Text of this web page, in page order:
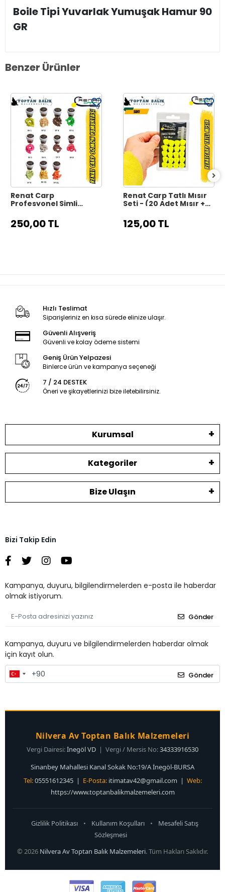
Boile Tipi Yuvarlak Yumuşak Hamur 90
GR
Benzer Ürünler
Renat Carp
Profesyonel Simli
Yüzen Alabalık Yemi
250,00 TL
Renat Carp Tatlı Mısır
Seti - (20 Adet Mısır +
125,00 TL
Hızlı Teslimat
Siparişleriniz en kısa sürede elinize ulaşır.
Güvenli Alışveriş
Güvenli ve kolay ödeme sistemi
Geniş Ürün Yelpazesi
Binlerce ürün ve kampanya seçeneği
7 / 24 DESTEK
Öneri ve şikayetlerinizi bize iletebilirsiniz.
Kurumsal
Kategoriler
Bize Ulaşın
Bizi Takip Edin
Kampanya, duyuru, bilgilendirmelerden e-posta ile haberdar
olmak istiyorum.
Gönder
Kampanya, duyuru ve bilgilendirmelerden haberdar olmak
için kayıt olun.
Gönder
Nilvera Av Toptan Balık Malzemeleri
Vergi Dairesi:İnegöl VD | Vergi / Mersis No:34333916530
Sinanbey Mahallesi Kanal Sokak No:19/A İnegöl-BURSA
Tel:05551612345 | E-Posta: itimatav42@gmail.com | Web:
https://www.toptanbalikmalzemeleri.com
Gizlilik Politikası • Kullanım Koşulları •
Mesafeli Satış
Sözleşmesi
© 2026 Nilvera Av Toptan Balık Malzemeleri. Tüm Hakları Saklıdır.